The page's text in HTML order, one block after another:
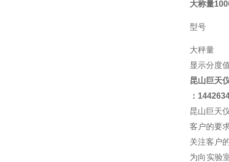
大称量
型号
大秤量
显示分度
昆山 巨天
：
昆山巨天
客户的要
关注客户
为向实验